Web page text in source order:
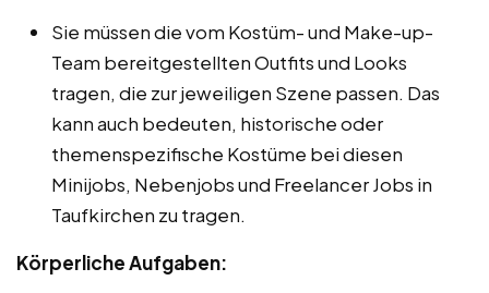
Sie müssen die vom Kostüm- und Make-up-
Team bereitgestellten Outfits und Looks
tragen, die zur jeweiligen Szene passen. Das
kann auch bedeuten, historische oder
themenspezifische Kostüme bei diesen
Minijobs, Nebenjobs und Freelancer Jobs in
Taufkirchen zu tragen.
Körperliche Aufgaben: